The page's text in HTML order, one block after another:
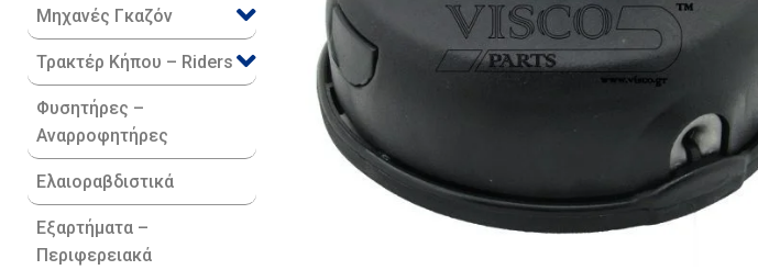
Μηχανές Γκαζόν
Τρακτέρ Κήπου – Riders
Φυσητήρες –
Αναρροφητήρες
Ελαιοραβδιστικά
Εξαρτήματα –
Περιφερειακά